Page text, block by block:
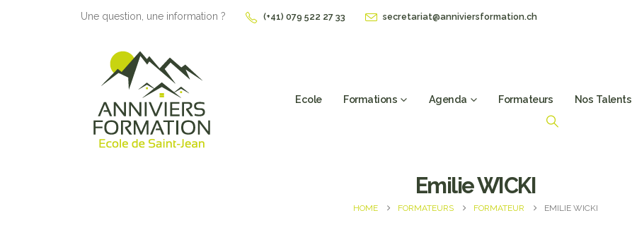
Une question, une information ? (+41) 079 522 27 33 secretariat@anniviersformation.ch
Ecole Formations Agenda Formateurs Nos Talents
Emilie WICKI
HOME FORMATEURS FORMATEUR EMILIE WICKI